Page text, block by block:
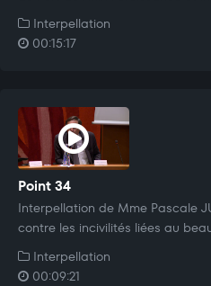
Interpellation
00:15:17
Point 34
Interpellation de Mme Pascale
contre les incivilités liées au
Interpellation
00:09:21